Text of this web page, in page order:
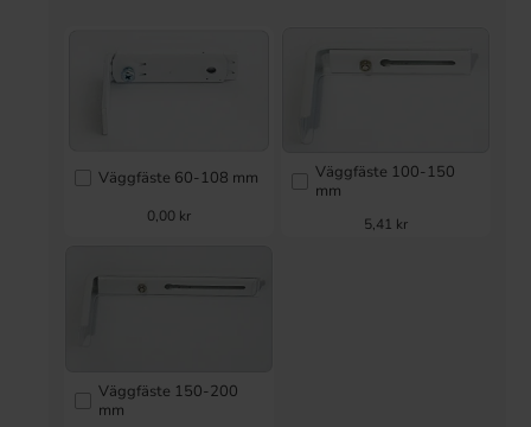
Väggfäste 60-108 mm
0,00 kr
Väggfäste 100-150
mm
5,41 kr
Väggfäste 150-200
mm